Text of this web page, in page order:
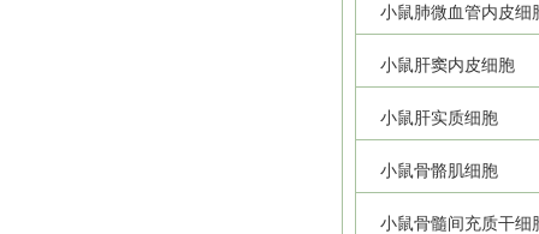
小鼠肺微血管内皮细
小鼠肝窦内皮细胞
小鼠肝实质细胞
小鼠骨骼肌细胞
小鼠骨髓间充质干细